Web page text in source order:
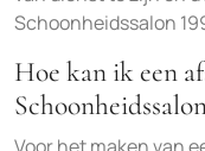
Schoonheidssalon
Hoe kan ik een